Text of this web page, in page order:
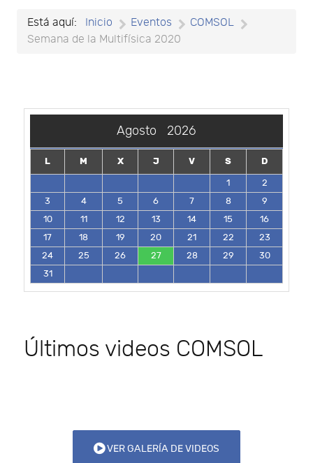
Está aquí: Inicio Eventos
COMSOL
Semana de la Multifísica 2020
Agosto 2026
L M X J V S
D
1
2
3
4 5 6 7 8
9
10
11 12 13 14 15
16
17
18 19 20 21 22
23
24
25 26 27 28 29
30
31
Últimos videos COMSOL
VER GALERÍA DE VIDEOS